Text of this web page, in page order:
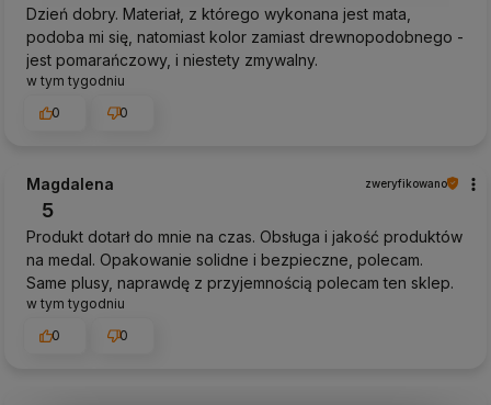
Dzień dobry. Materiał, z którego wykonana jest mata,
podoba mi się, natomiast kolor zamiast drewnopodobnego -
jest pomarańczowy, i niestety zmywalny.
w tym tygodniu
0
0
Magdalena zweryfikowano
5
Produkt dotarł do mnie na czas. Obsługa i jakość produktów
na medal. Opakowanie solidne i bezpieczne, polecam.
Same plusy, naprawdę z przyjemnością polecam ten sklep.
w tym tygodniu
0
0